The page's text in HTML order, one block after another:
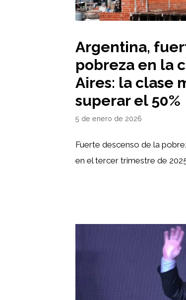
Argentina,
pobreza en la
Aires: la clase
superar el 50%
5 de enero de 2026
Fuerte descenso de la
en el tercer trimestre de